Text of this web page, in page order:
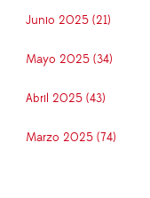
Junio 2025 (21)
Mayo 2025 (34)
Abril 2025 (43)
Marzo 2025 (74)